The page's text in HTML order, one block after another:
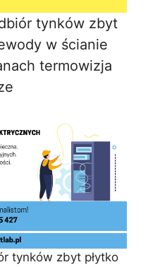
tynków zbyt
w ścianie
termowizja
tynków zbyt płytko